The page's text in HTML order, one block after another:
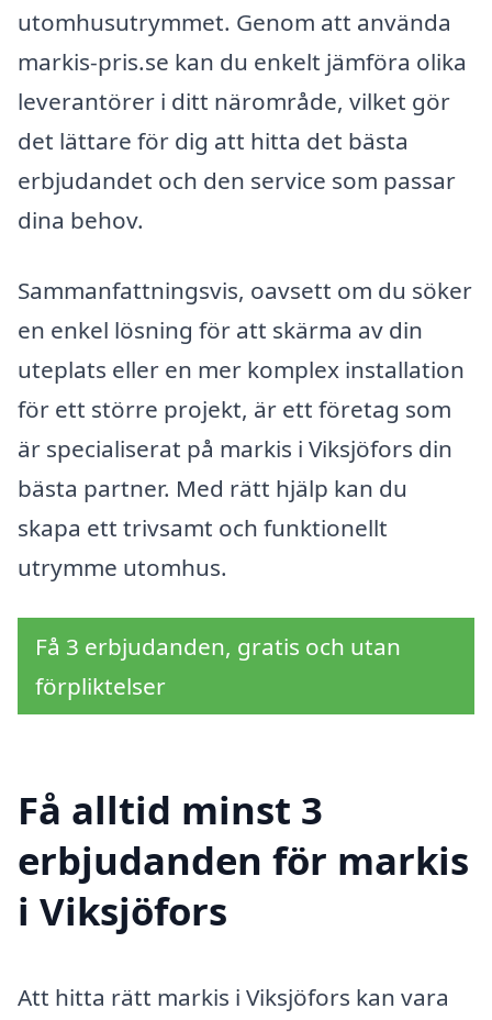
utomhusutrymmet. Genom att använda
markis-pris.se kan du enkelt jämföra olika
leverantörer i ditt närområde, vilket gör
det lättare för dig att hitta det bästa
erbjudandet och den service som passar
dina behov.
Sammanfattningsvis, oavsett om du söker
en enkel lösning för att skärma av din
uteplats eller en mer komplex installation
för ett större projekt, är ett företag som
är specialiserat på markis i Viksjöfors din
bästa partner. Med rätt hjälp kan du
skapa ett trivsamt och funktionellt
utrymme utomhus.
Få 3 erbjudanden, gratis och utan
förpliktelser
Få alltid minst 3
erbjudanden för markis
i Viksjöfors
Att hitta rätt markis i Viksjöfors kan vara